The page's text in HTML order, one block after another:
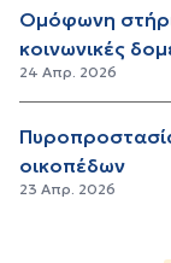
Ομόφωνη
κοινωνικές
24 Απρ. 2026
οικοπέδων
23 Απρ. 2026